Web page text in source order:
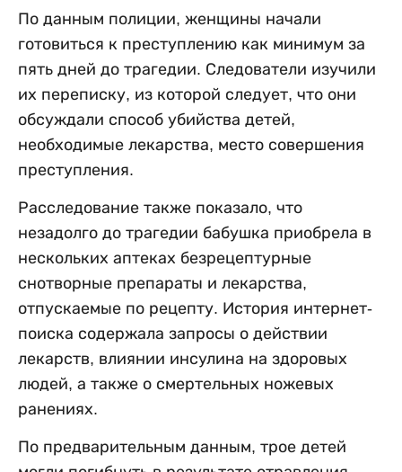
По данным полиции, женщины начали
готовиться к преступлению как минимум за
пять дней до трагедии. Следователи изучили
их переписку, из которой следует, что они
обсуждали способ убийства детей,
необходимые лекарства, место совершения
преступления.
Расследование также показало, что
незадолго до трагедии бабушка приобрела в
нескольких аптеках безрецептурные
снотворные препараты и лекарства,
отпускаемые по рецепту. История интернет-
поиска содержала запросы о действии
лекарств, влиянии инсулина на здоровых
людей, а также о смертельных ножевых
ранениях.
По предварительным данным, трое детей